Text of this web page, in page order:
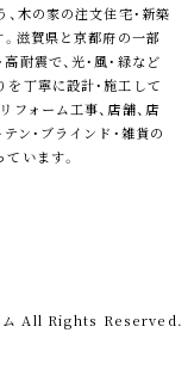
木の家の注文住宅・新築
滋賀県と京都府の一部
耐震で、光・風・緑など
丁寧に設計・施工して
フォーム工事、店舗、店
ン・ブラインド・雑貨の
います。
All Rights Reserved.